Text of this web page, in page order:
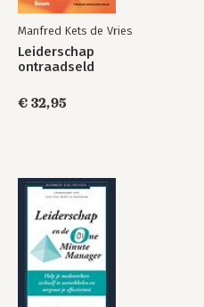
Manfred Kets de Vries
Leiderschap
ontraadseld
€ 32,95